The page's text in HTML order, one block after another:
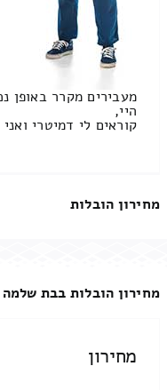
מעבירים מקרר באופן
היי,
קוראים לי דמיטרי
מחירון הובלות
מחירון הובלות בבת שלמה
מחירון